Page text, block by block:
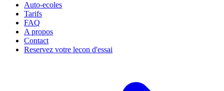
Auto-ecoles
Tarifs
FAQ
A propos
Contact
Reservez votre lecon d'essai